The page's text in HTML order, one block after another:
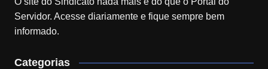
Servidor. Acesse diariamente e fique sempre bem
informado.
Categorias